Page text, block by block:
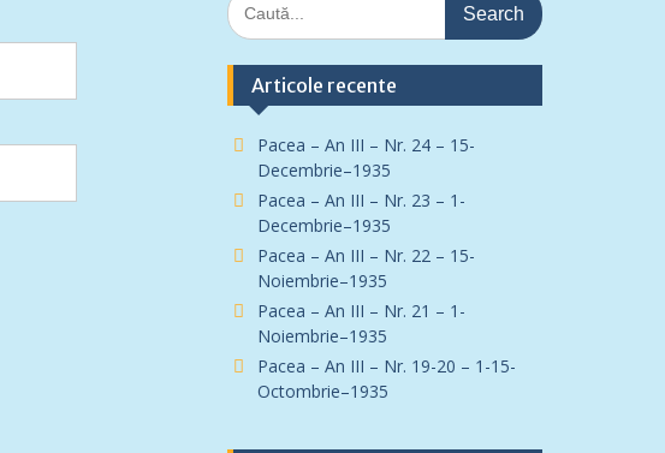
for:
Articole recente
Pacea – An III – Nr. 24 – 15-
Decembrie–1935
Pacea – An III – Nr. 23 – 1-
Decembrie–1935
Pacea – An III – Nr. 22 – 15-
Noiembrie–1935
Pacea – An III – Nr. 21 – 1-
Noiembrie–1935
Pacea – An III – Nr. 19-20 – 1-15-
Octombrie–1935